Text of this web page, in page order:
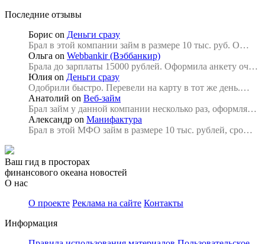
Последние отзывы
Борис on Деньги сразу
Брал в этой компании займ в размере 10 тыс. руб. О…
Ольга on Webbankir (Вэббанкир)
Брала до зарплаты 15000 рублей. Оформила анкету оч…
Юлия on Деньги сразу
Одобрили быстро. Перевели на карту в тот же день.…
Анатолий on Веб-займ
Брал займ у данной компании несколько раз, оформля…
Александр on Манифактура
Брал в этой МФО займ в размере 10 тыс. рублей, сро…
Ваш гид в просторах
финансового океана новостей
О нас
О проекте Реклама на сайте Контакты
Информация